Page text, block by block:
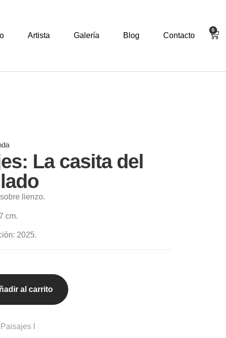
Artista Galería Blog Contacto
0
La casita del
lienzo.
cm.
2025.
al carrito
Paisajes I